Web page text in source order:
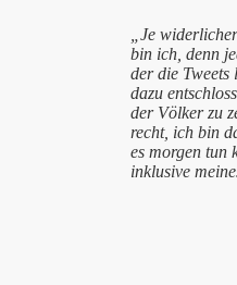
„Je
bin ich, denn
der die Tweets
dazu
der Völker zu
recht, ich bin
es morgen tun
inklusive